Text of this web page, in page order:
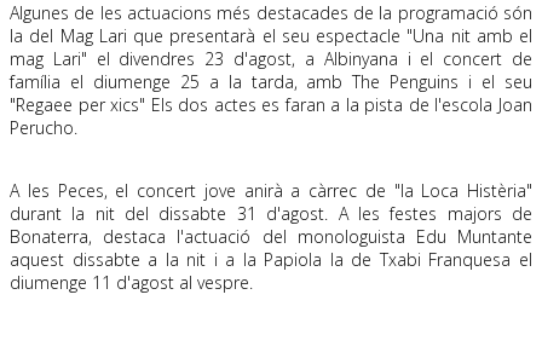
Algunes de les actuacions més destacades de la programació són
la del Mag Lari que presentarà el seu espectacle "Una nit amb el
mag Lari" el divendres 23 d'agost, a Albinyana i el concert de
família el diumenge 25 a la tarda, amb The Penguins i el seu
"Regaee per xics" Els dos actes es faran a la pista de l'escola Joan
Perucho.
A les Peces, el concert jove anirà a càrrec de "la Loca Histèria"
durant la nit del dissabte 31 d'agost. A les festes majors de
Bonaterra, destaca l'actuació del monologuista Edu Muntante
aquest dissabte a la nit i a la Papiola la de Txabi Franquesa el
diumenge 11 d'agost al vespre.